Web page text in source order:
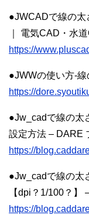
●JWCADで線の太
｜ 電気CAD・水
https://
●JWWの使い方-
https://
●Jw_cadで線の太
設定方法 – DARE
https://
●Jw_cadで線の太
【dpi？1/100？】
https://